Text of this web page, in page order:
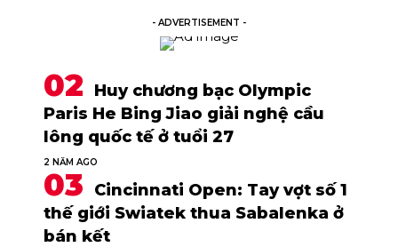
- ADVERTISEMENT -
Huy chương bạc Olympic
Paris He Bing Jiao giải nghệ cầu
lông quốc tế ở tuổi 27
2 NĂM AGO
Cincinnati Open: Tay vợt số 1
thế giới Swiatek thua Sabalenka ở
bán kết